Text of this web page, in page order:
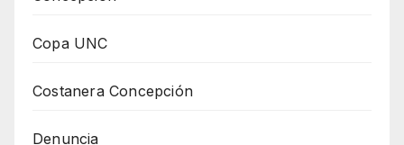
Copa UNC
Costanera Concepción
Denuncia